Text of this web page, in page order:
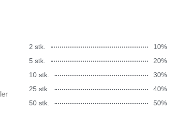
2 stk.
10%
5 stk.
20%
10 stk.
30%
25 stk.
40%
50 stk.
50%